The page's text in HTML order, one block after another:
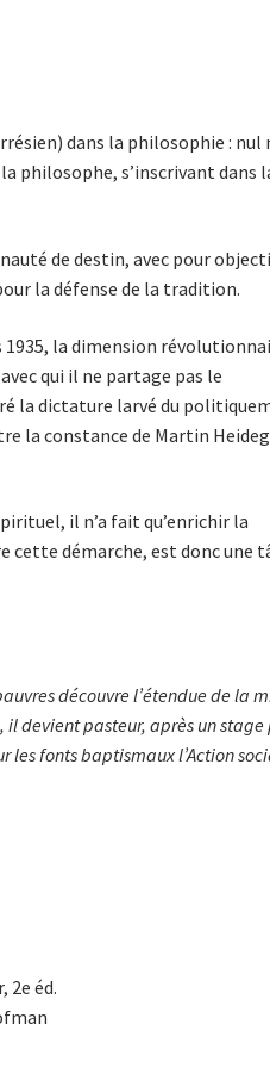
dans la philosophie : nul
philosophe, s’inscrivant dans
de destin, avec pour
la défense de la tradition.
la dimension
qui il ne partage pas le
la dictature larvé du
la constance de Martin
il n’a fait qu’enrichir la
cette démarche, est donc une
découvre l’étendue de la
il devient pasteur, après un
les fonts baptismaux l’Action
2e éd.